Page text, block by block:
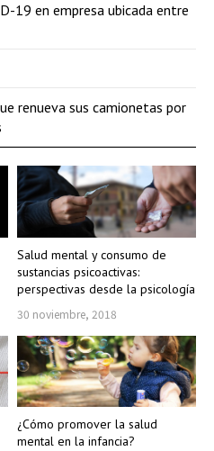
Salud mental y consumo de
sustancias psicoactivas:
perspectivas desde la psicología
30 noviembre, 2018
¿Cómo promover la salud
mental en la infancia?
19 en empresa ubicada entre
renueva sus camionetas por